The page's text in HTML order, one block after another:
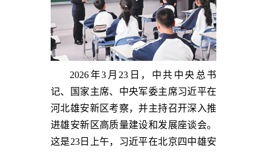
2026年3月23日，中共中央总书
记、国家主席、中央军委主席习近平在
河北雄安新区考察，并主持召开深入推
进雄安新区高质量建设和发展座谈会。
这是23日上午，习近平在北京四中雄安